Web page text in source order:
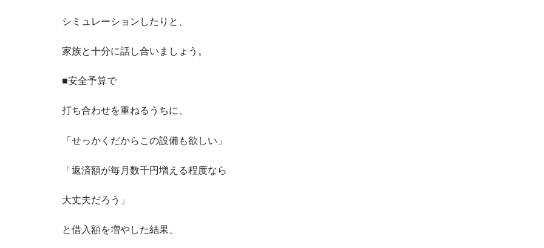
シミュレーションしたりと、
家族と十分に話し合いましょう。
■安全予算で
打ち合わせを重ねるうちに、
「せっかくだからこの設備も欲しい」
「返済額が毎月数千円増える程度なら
大丈夫だろう」
と借入額を増やした結果、